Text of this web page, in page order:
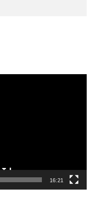
16:21